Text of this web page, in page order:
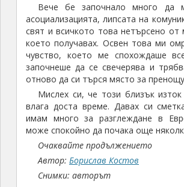
Вече бе започнало много да
асоциализацията, липсата на
свят и всичкото това нетърсено от
което получавах. Освен това ми
чувство, което ме спохождаше
започнеше да се свечерява и
отново да си търся място за
Мислех си, че този близък
влага доста време. Давах си
имам много за разглеждане в
може спокойно да почака още
Очаквайте продължението
Автор: Борислав Костов
Снимки: авторът